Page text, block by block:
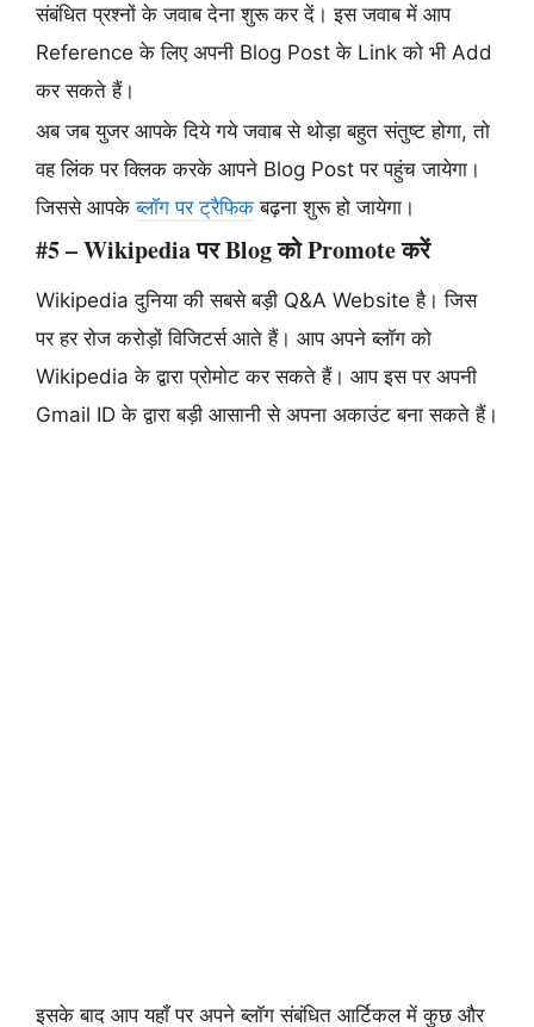
संबंधित प्रश्नों के जवाब देना शुरू कर दें। इस जवाब में आप
Reference के लिए अपनी Blog Post के Link को भी Add
कर सकते हैं।
अब जब युजर आपके दिये गये जवाब से थोड़ा बहुत संतुष्ट होगा, तो
वह लिंक पर क्लिक करके आपने Blog Post पर पहुंच जायेगा।
जिससे आपकेब्लॉग पर ट्रैफिक बढ़ना शुरू हो जायेगा।
#5 – Wikipedia पर Blog को Promote करें
Wikipedia दुनिया की सबसे बड़ी Q&A Website है। जिस
पर हर रोज करोड़ों विजिटर्स आते हैं। आप अपने ब्लॉग को
Wikipedia के द्वारा प्रोमोट कर सकते हैं। आप इस पर अपनी
Gmail ID के द्वारा बड़ी आसानी से अपना अकाउंट बना सकते हैं।
इसके बाद आप यहाँ पर अपने ब्लॉग संबंधित आर्टिकल में कुछ और